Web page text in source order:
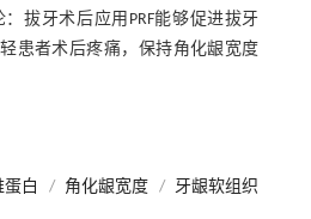
：拔牙术后应用PRF能够促进拔牙
患者术后疼痛，保持角化龈宽度
白 / 角化龈宽度 / 牙龈软组织